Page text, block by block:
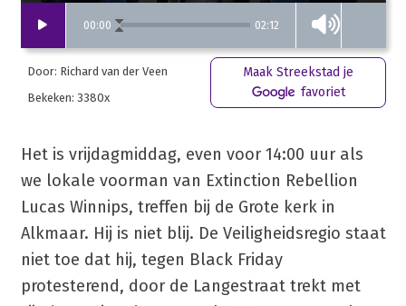
00:00 02:12
Door: Richard van der Veen
Bekeken: 3380x
Maak Streekstad je
favoriet
Het is vrijdagmiddag, even voor 14:00 uur als
we lokale voorman van Extinction Rebellion
Lucas Winnips, treffen bij de Grote kerk in
Alkmaar. Hij is niet blij. De Veiligheidsregio staat
niet toe dat hij, tegen Black Friday
protesterend, door de Langestraat trekt met